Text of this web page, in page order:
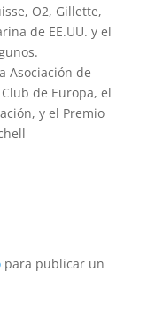
O2, Gillette,
de EE.UU. y el
Asociación de
de Europa, el
y el Premio
para publicar un